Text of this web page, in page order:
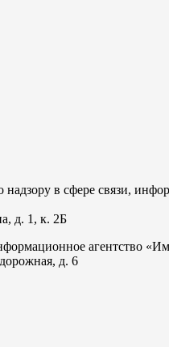
в сфере связи,
д. 1, к. 2Б
агентство
д. 6